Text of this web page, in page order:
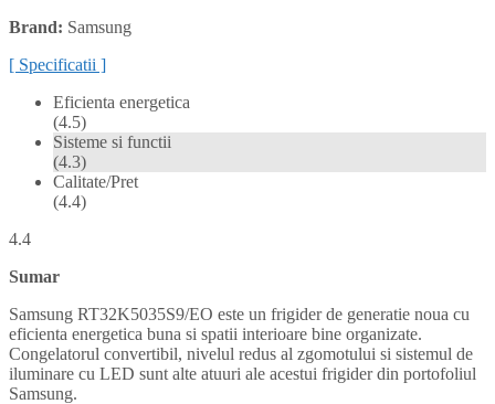
Brand: Samsung
[ Specificatii ]
Eficienta energetica
(4.5)
Sisteme si functii
(4.3)
Calitate/Pret
(4.4)
4.4
Sumar
Samsung RT32K5035S9/EO este un frigider de generatie noua cu
eficienta energetica buna si spatii interioare bine organizate.
Congelatorul convertibil, nivelul redus al zgomotului si sistemul de
iluminare cu LED sunt alte atuuri ale acestui frigider din portofoliul
Samsung.